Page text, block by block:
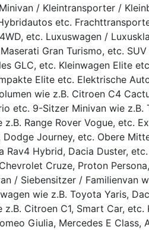
/ Kleintransporter /
etc.
etc. Luxuswagen /
Gran Turismo, etc.
GLC, etc. Kleinwagen Elite
Elite etc. Elektrische
wie z.B. Citroen C4
etc. 9-Sitzer Minivan wie z.B.
Range Rover Vogue, etc.
Dodge Journey, etc. Obere
Hybrid, Dacia Duster,
Cruze, Proton
/ Siebensitzer / Familienvan
wie z.B. Toyota Yaris,
Citroen C1, Smart Car, etc.
Giulia, Mercedes E Class,